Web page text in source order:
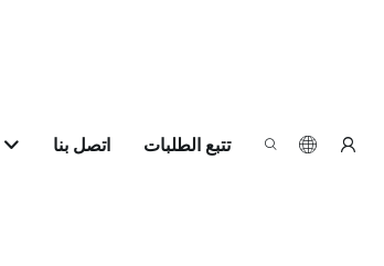
اتصل بنا تتبع الطلبات